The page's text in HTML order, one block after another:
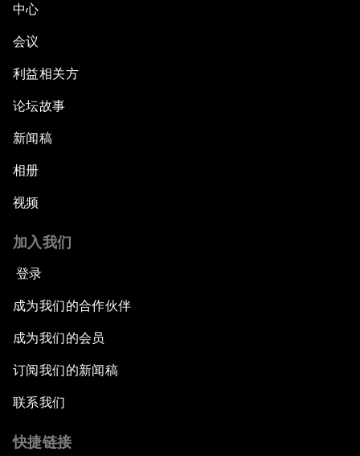
中心
会议
利益相关方
论坛故事
新闻稿
相册
视频
加入我们
登录
成为我们的合作伙伴
成为我们的会员
订阅我们的新闻稿
联系我们
快捷链接